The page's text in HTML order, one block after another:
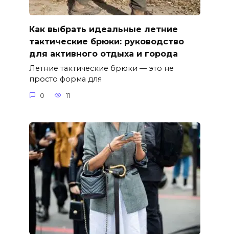
Как выбрать идеальные летние
тактические брюки: руководство
для активного отдыха и города
Летние тактические брюки — это не
просто форма для
0 11